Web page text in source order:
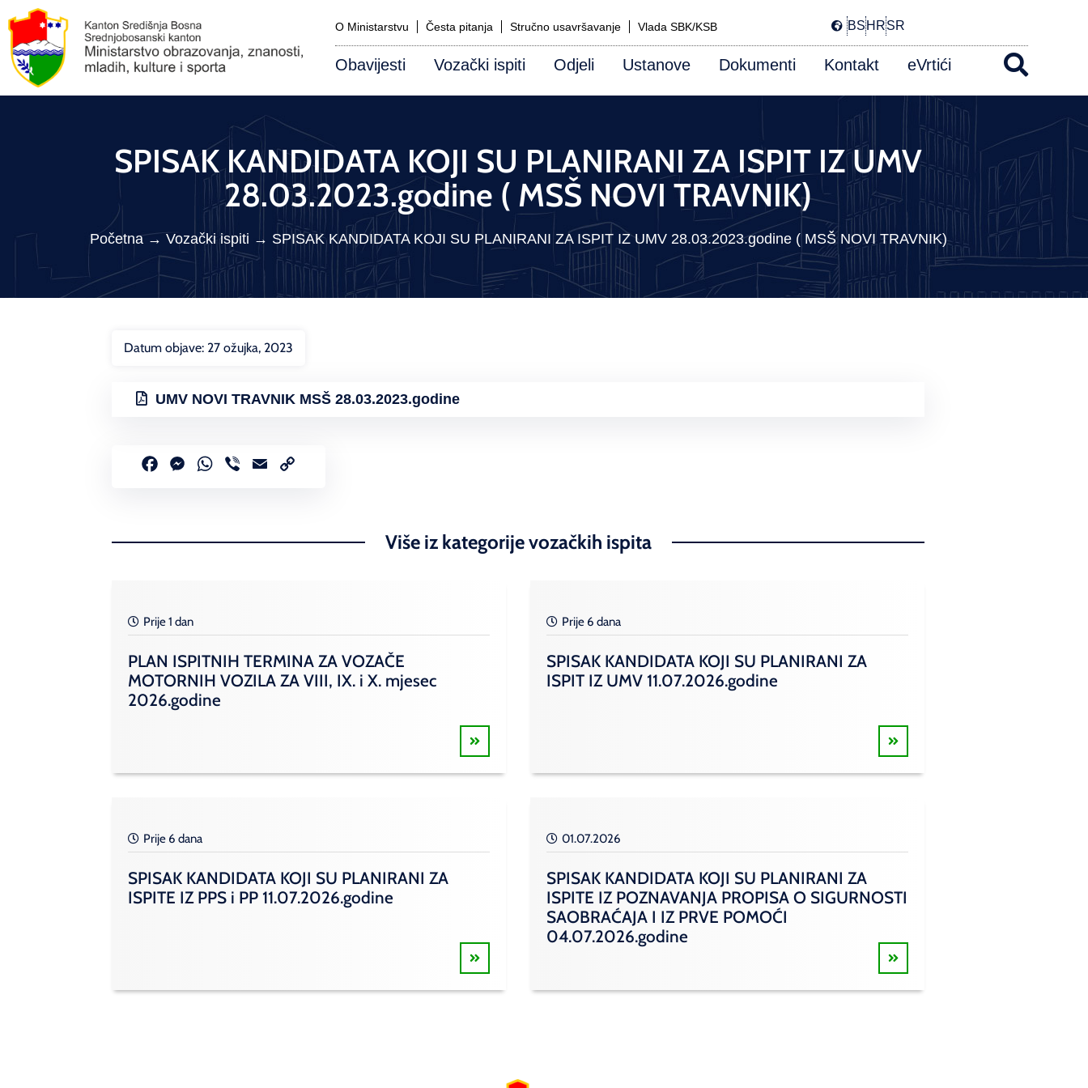
O Ministarstvu Česta pitanja Stručno usavršavanje Vlada SBK/KSB BSHRSR
Obavijesti Vozački ispiti Odjeli Ustanove Dokumenti Kontakt eVrtići
SPISAK KANDIDATA KOJI SU PLANIRANI ZA ISPIT IZ UMV
28.03.2023.godine ( MSŠ NOVI TRAVNIK)
Početna→ Vozački ispiti → SPISAK KANDIDATA KOJI SU PLANIRANI ZA ISPIT IZ UMV 28.03.2023.godine ( MSŠ NOVI TRAVNIK)
Datum objave: 27 ožujka, 2023
UMV NOVI TRAVNIK MSŠ 28.03.2023.godine
FacebookMessenger
WhatsApp
Viber Email
Više iz kategorije vozačkih ispita
Prije 1 dan
PLAN ISPITNIH TERMINA ZA VOZAČE
MOTORNIH VOZILA ZA VIII, IX. i X. mjesec
2026.godine
Prije 6 dana
SPISAK KANDIDATA KOJI SU PLANIRANI ZA
ISPIT IZ UMV 11.07.2026.godine
Prije 6 dana
SPISAK KANDIDATA KOJI SU PLANIRANI ZA
ISPITE IZ PPS i PP 11.07.2026.godine
01.07.2026
SPISAK KANDIDATA KOJI SU PLANIRANI ZA
ISPITE IZ POZNAVANJA PROPISA O SIGURNOSTI
SAOBRAĆAJA I IZ PRVE POMOĆI
04.07.2026.godine